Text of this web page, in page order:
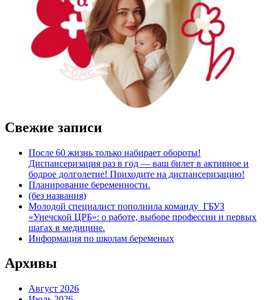
Свежие записи
После 60 жизнь только набирает обороты!
Диспансеризация раз в год — ваш билет в активное и
бодрое долголетие! Приходите на диспансеризацию!
Планирование беременности.
(без названия)
Молодой специалист пополнила команду ГБУЗ
«Унечской ЦРБ»: о работе, выборе профессии и первых
шагах в медицине.
Информация по школам беременых
Архивы
Август 2026